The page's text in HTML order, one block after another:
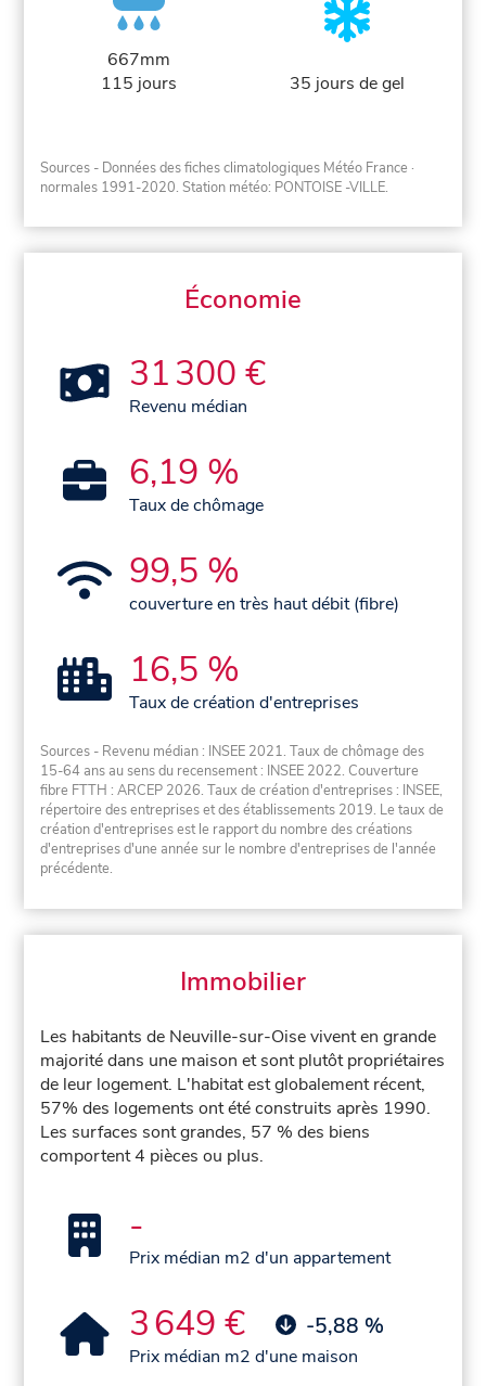
667mm
115 jours
35 jours de gel
Sources - Données des fiches climatologiques Météo France ·
normales 1991-2020. Station météo: PONTOISE -VILLE.
Économie
31 300 €
Revenu médian
6,19 %
Taux de chômage
99,5 %
couverture en très haut débit (fibre)
16,5 %
Taux de création d'entreprises
Sources - Revenu médian : INSEE 2021. Taux de chômage des
15-64 ans au sens du recensement : INSEE 2022. Couverture
fibre FTTH : ARCEP 2026. Taux de création d'entreprises : INSEE,
répertoire des entreprises et des établissements 2019. Le taux de
création d'entreprises est le rapport du nombre des créations
d'entreprises d'une année sur le nombre d'entreprises de l'année
précédente.
Immobilier
Les habitants de Neuville-sur-Oise vivent en grande
majorité dans une maison et sont plutôt propriétaires
de leur logement. L'habitat est globalement récent,
57% des logements ont été construits après 1990.
Les surfaces sont grandes, 57 % des biens
comportent 4 pièces ou plus.
-
Prix médian m2 d'un appartement
3 649 € -5,88 %
Prix médian m2 d'une maison